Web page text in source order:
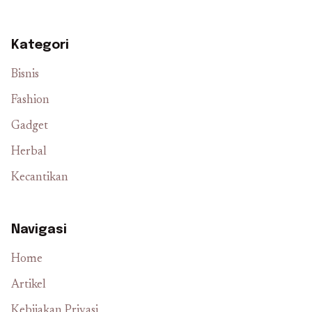
Kategori
Bisnis
Fashion
Gadget
Herbal
Kecantikan
Navigasi
Home
Artikel